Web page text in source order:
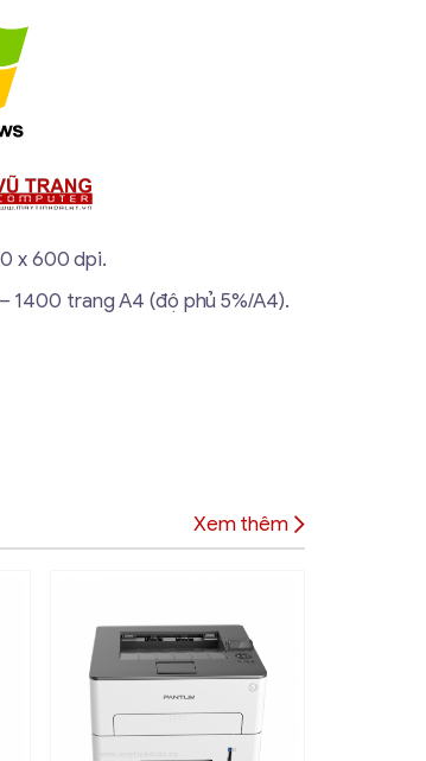
x 600 dpi.
1400 trang A4 (độ phủ 5%/A4).
Xem thêm